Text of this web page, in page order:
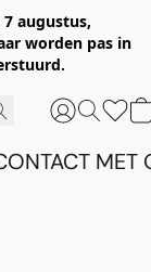
augustus,
worden pas in
MET